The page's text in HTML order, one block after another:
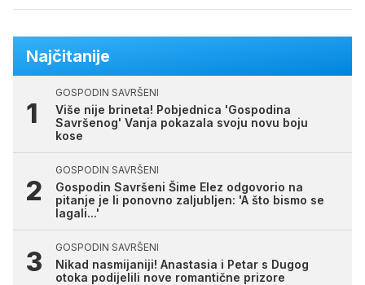
Najčitanije
GOSPODIN SAVRŠENI
Više nije brineta! Pobjednica 'Gospodina
Savršenog' Vanja pokazala svoju novu boju
kose
GOSPODIN SAVRŠENI
Gospodin Savršeni Šime Elez odgovorio na
pitanje je li ponovno zaljubljen: 'A što bismo se
lagali...'
GOSPODIN SAVRŠENI
Nikad nasmijaniji! Anastasia i Petar s Dugog
otoka podijelili nove romantične prizore